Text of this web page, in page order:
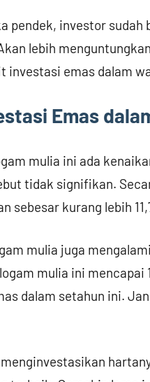
pendek, investor
lebih
investasi emas dalam
Emas
mulia ini ada
tidak signifikan.
sebesar kurang lebih
mulia juga
mulia ini
dalam setahun ini.